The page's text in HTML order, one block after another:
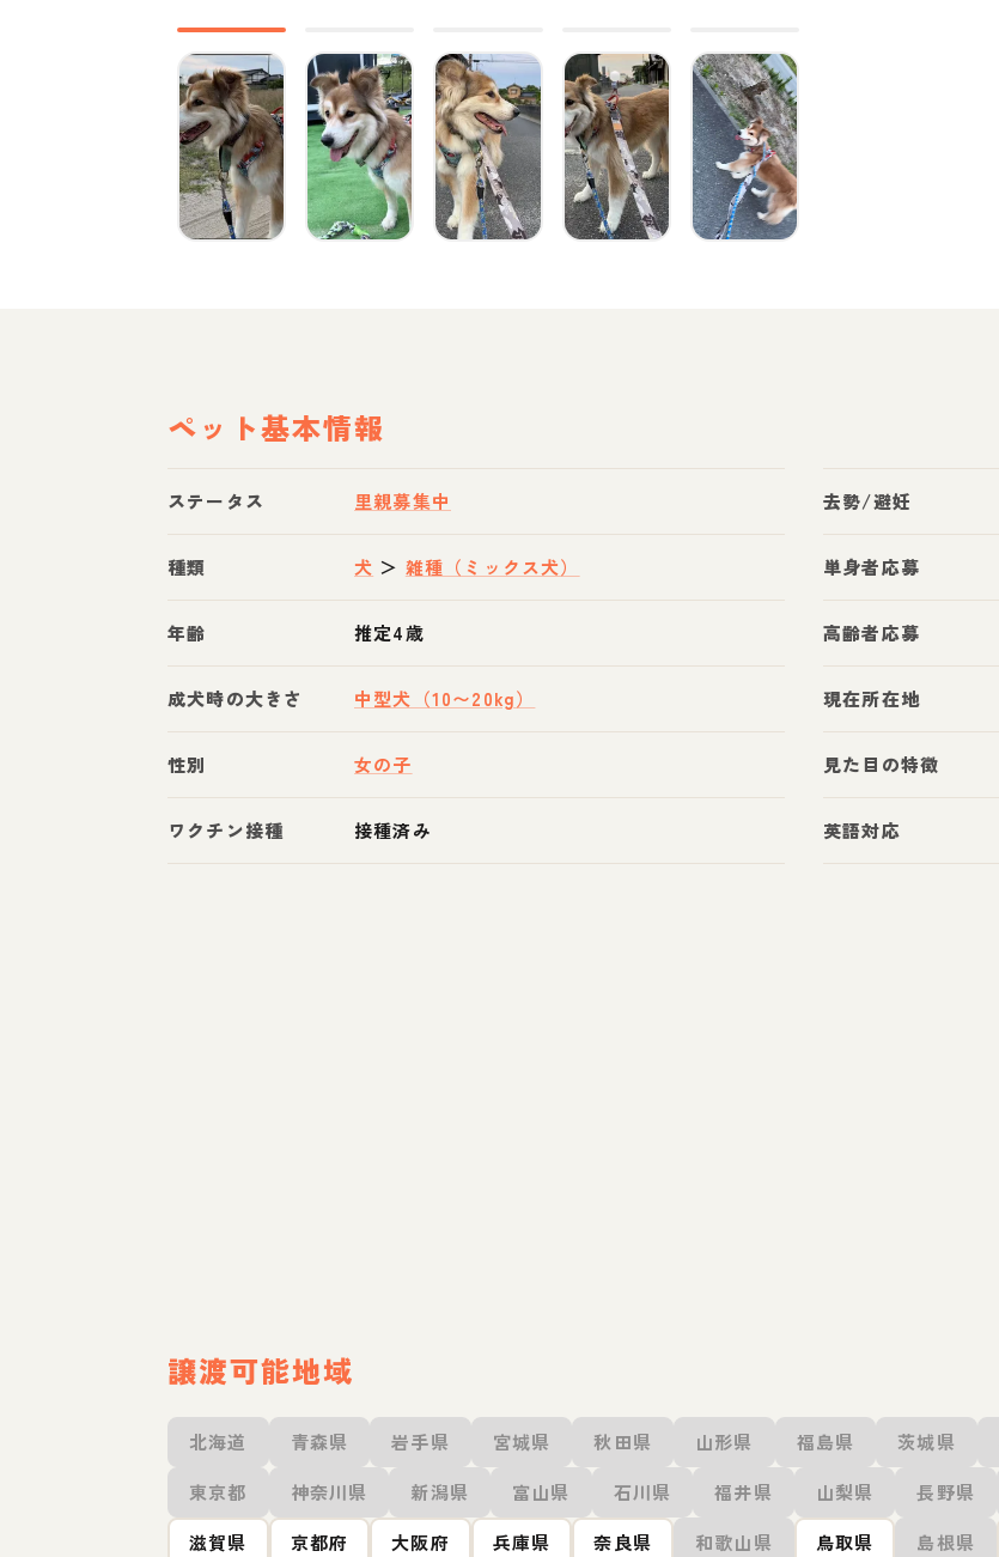
ペット基本情報
ステータス 里親募集中
種類 犬 ＞ 雑種（ミックス犬）
年齢 推定4歳
成犬時の大きさ 中型犬（10〜20kg）
性別 女の子
ワクチン接種 接種済み
去勢/避妊
単身者応募
高齢者応募
現在所在地
見た目の特徴
英語対応
譲渡可能地域
北海道 青森県 岩手県 宮城県 秋田県 山形県 福島県 茨城県
東京都
神奈川県 新潟県 富山県 石川県 福井県 山梨県 長野県
滋賀県
京都府 大阪府 兵庫県 奈良県 和歌山県 鳥取県 島根県